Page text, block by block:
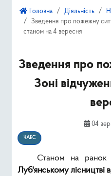
Діяльність
Публічна інформація
Головна Діяльність
Зведення про пожежну
станом на 4 вересня
Зведення про
Зоні
04
ЧАЕС
Станом на ранок
Луб'янському лісництві